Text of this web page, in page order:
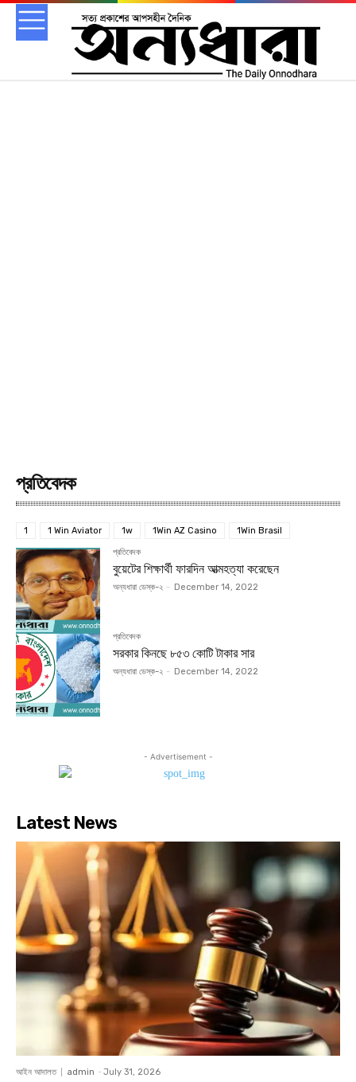
প্রতিবেদক
1 1 Win Aviator 1w 1Win AZ Casino 1Win Brasil
প্রতিবেদক
বুয়েটের শিক্ষার্থী ফারদিন আত্মহত্যা করেছেন
অন্যধারা ডেস্ক-২ - December 14, 2022
প্রতিবেদক
সরকার কিনছে ৮৫৩ কোটি টাকার সার
অন্যধারা ডেস্ক-২ - December 14, 2022
- Advertisement -
Latest News
আইন আদালত admin - July 31, 2026